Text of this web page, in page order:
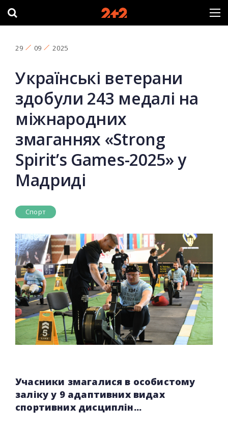
29 09 2025
Українські ветерани
здобули 243 медалі на
міжнародних
змаганнях «Strong
Spirit’s Games-2025» у
Мадриді
Спорт
Учасники змагалися в особистому
заліку у 9 адаптивних видах
спортивних дисциплін...